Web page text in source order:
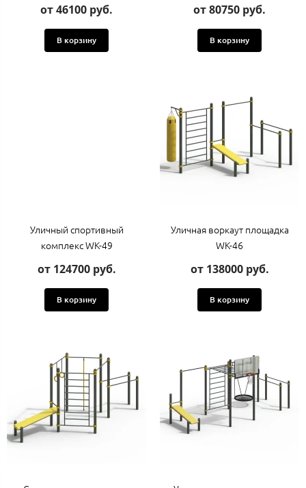
от 46100 руб.
В корзину
от 80750 руб.
В корзину
Уличный спортивный
комплекс WK-49
от 124700 руб.
В корзину
Уличная воркаут площадка
WK-46
от 138000 руб.
В корзину